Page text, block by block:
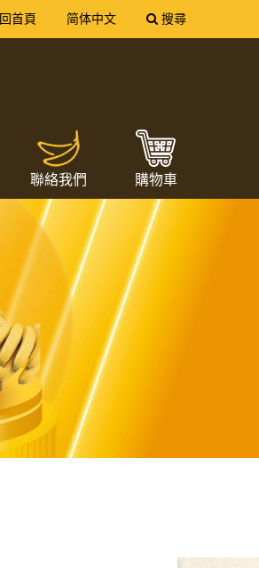
送出
回首頁 简体中文 搜尋
聯絡我們 購物車